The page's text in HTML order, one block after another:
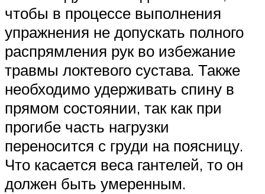
чтобы в процессе выполнения
упражнения не допускать полного
распрямления рук во избежание
травмы локтевого сустава. Также
необходимо удерживать спину в
прямом состоянии, так как при
прогибе часть нагрузки
переносится с груди на поясницу.
Что касается веса гантелей, то он
должен быть умеренным.